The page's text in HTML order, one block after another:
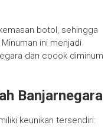
botol, sehingga
ini menjadi
dan cocok diminum
Banjarnegara
keunikan tersendiri: